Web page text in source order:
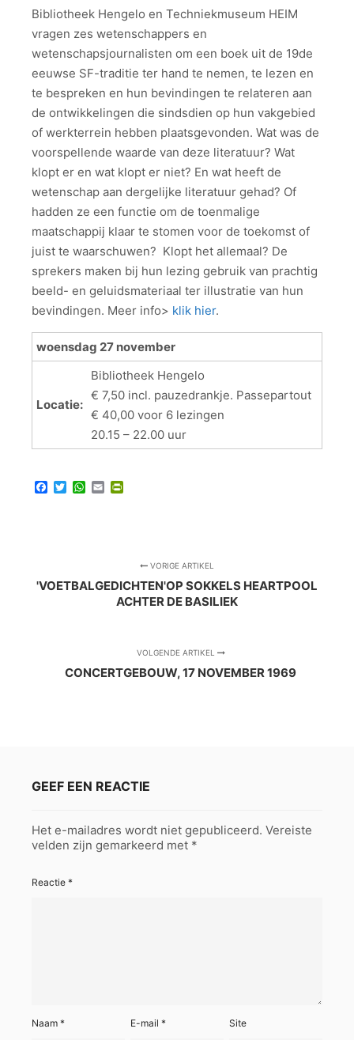
Bibliotheek Hengelo en Techniekmuseum HEIM
vragen zes wetenschappers en
wetenschapsjournalisten om een boek uit de 19de
eeuwse SF-traditie ter hand te nemen, te lezen en
te bespreken en hun bevindingen te relateren aan
de ontwikkelingen die sindsdien op hun vakgebied
of werkterrein hebben plaatsgevonden. Wat was de
voorspellende waarde van deze literatuur? Wat
klopt er en wat klopt er niet? En wat heeft de
wetenschap aan dergelijke literatuur gehad? Of
hadden ze een functie om de toenmalige
maatschappij klaar te stomen voor de toekomst of
juist te waarschuwen? Klopt het allemaal? De
sprekers maken bij hun lezing gebruik van prachtig
beeld- en geluidsmateriaal ter illustratie van hun
bevindingen. Meer info> klik hier.
woensdag 27 november
Locatie:
Bibliotheek Hengelo
€ 7,50 incl. pauzedrankje. Passepartout
€ 40,00 voor 6 lezingen
20.15 – 22.00 uur
Facebook
TwitterWhatsApp
Email
VORIGE ARTIKEL
'VOETBALGEDICHTEN'OP SOKKELS HEARTPOOL
ACHTER DE BASILIEK
VOLGENDE ARTIKEL
CONCERTGEBOUW, 17 NOVEMBER 1969
GEEF EEN REACTIE
Het e-mailadres wordt niet gepubliceerd. Vereiste
velden zijn gemarkeerd met *
Reactie *
Naam * E-mail* Site